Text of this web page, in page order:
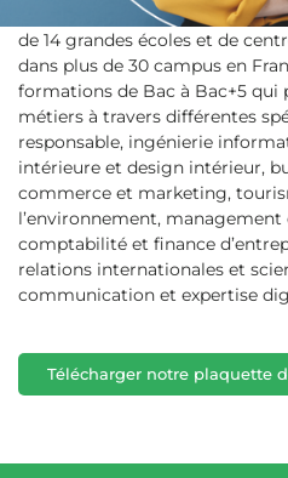
Le réseau Compétences et
de 14 grandes écoles et de
dans plus de 30 campus en
formations de Bac à Bac+5 qui
métiers à travers différentes
responsable, ingénierie
intérieure et design intérieur,
commerce et marketing,
l’environnement, management
comptabilité et finance
relations internationales et
communication et expertise
Télécharger notre plaquette